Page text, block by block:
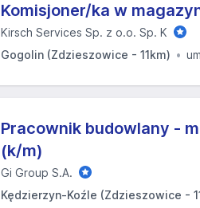
Komisjoner/ka w
Kirsch Services Sp. z o.o. Sp. K
Gogolin (Zdzieszowice - 11km)
Pracownik budowlany -
(k/m)
Gi Group S.A.
Kędzierzyn-Koźle (Zdzieszowice -